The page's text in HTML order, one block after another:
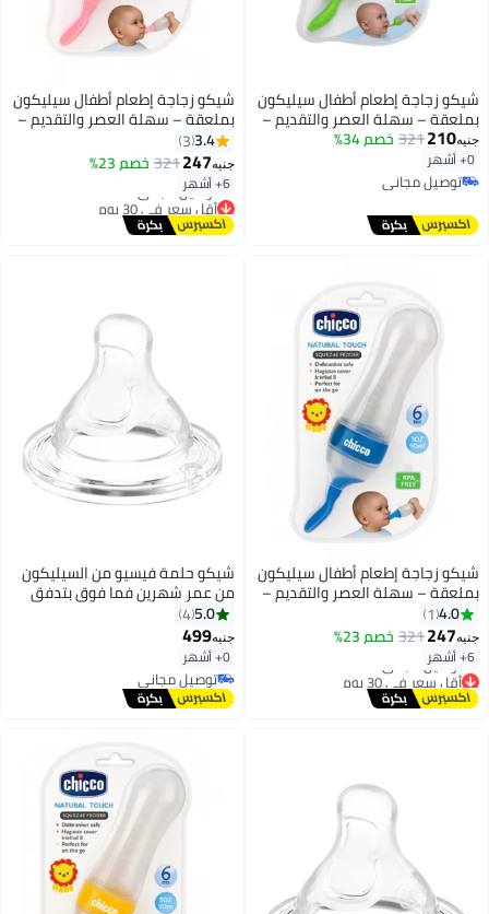
شيكو زجاجة إطعام أطفال سيليكون
بملعقة – سهلة العصر والتقديم –
آمنة وخالية من BPA – سعة 90 مل
– من سن 6 شهور
جنيه210
321 خصم 34%
0+ أشهر
توصيل مجاني
توصيل مجاني
شيكو زجاجة إطعام أطفال سيليكون
بملعقة – سهلة العصر والتقديم –
آمنة وخالية من BPA – سعة 90 مل
– من سن 6 شهور
3.4
3
جنيه247
321 خصم 23%
6+ أشهر
أقل سعر في 30 يوم
توصيل مجاني
أقل سعر في 30 يوم
شيكو زجاجة إطعام أطفال سيليكون
بملعقة – سهلة العصر والتقديم –
آمنة وخالية من BPA – سعة 90 مل
– من سن 6 شهور
4.0
1
جنيه247
321 خصم 23%
6+ أشهر
أقل سعر في 30 يوم
توصيل مجاني
أقل سعر في 30 يوم
شيكو حلمة فيسيو من السيليكون
من عمر شهرين فما فوق بتدفق
متوسط - قطعتان
5.0
4
جنيه499
0+ أشهر
توصيل مجاني
توصيل مجاني